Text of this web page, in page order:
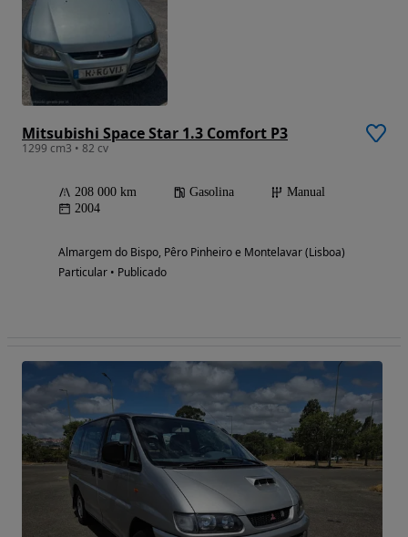
Mitsubishi Space Star 1.3 Comfort P3
1299 cm3 • 82 cv
208 000 km Gasolina
Manual
2004
Almargem do Bispo, Pêro Pinheiro e Montelavar (Lisboa)
Particular • Publicado